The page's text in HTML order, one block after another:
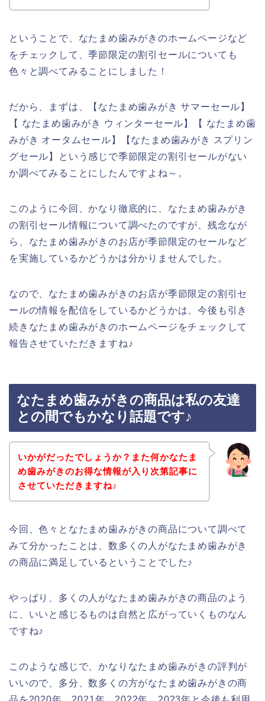
ということで、なたまめ歯みがきのホームページなど
をチェックして、季節限定の割引セールについても
色々と調べてみることにしました！
だから、まずは、【なたまめ歯みがき サマーセール】
【 なたまめ歯みがき ウィンターセール】【 なたまめ歯
みがき オータムセール】【なたまめ歯みがき スプリン
グセール】という感じで季節限定の割引セールがない
か調べてみることにしたんですよね～。
このように今回、かなり徹底的に、なたまめ歯みがき
の割引セール情報について調べたのですが、残念なが
ら、なたまめ歯みがきのお店が季節限定のセールなど
を実施しているかどうかは分かりませんでした。
なので、なたまめ歯みがきのお店が季節限定の割引セ
ールの情報を配信をしているかどうかは、今後も引き
続きなたまめ歯みがきのホームページをチェックして
報告させていただきますね♪
なたまめ歯みがきの商品は私の友達
との間でもかなり話題です♪
いかがだったでしょうか？また何かなたま
め歯みがきのお得な情報が入り次第記事に
させていただきますね♪
今回、色々となたまめ歯みがきの商品について調べて
みて分かったことは、数多くの人がなたまめ歯みがき
の商品に満足しているということでした♪
やっぱり、多くの人がなたまめ歯みがきの商品のよう
に、いいと感じるものは自然と広がっていくものなん
ですね♪
このような感じで、かなりなたまめ歯みがきの評判が
いいので、多分、数多くの方がなたまめ歯みがきの商